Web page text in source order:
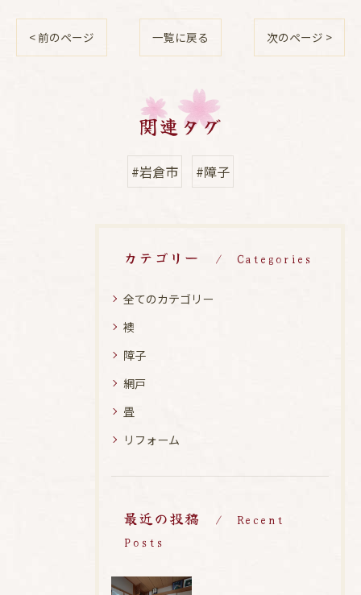
< 前のページ 一覧に戻る 次のページ >
関連タグ
#岩倉市 #障子
カテゴリー Categories
全てのカテゴリー
襖
障子
網戸
畳
リフォーム
最近の投稿
Recent
Posts